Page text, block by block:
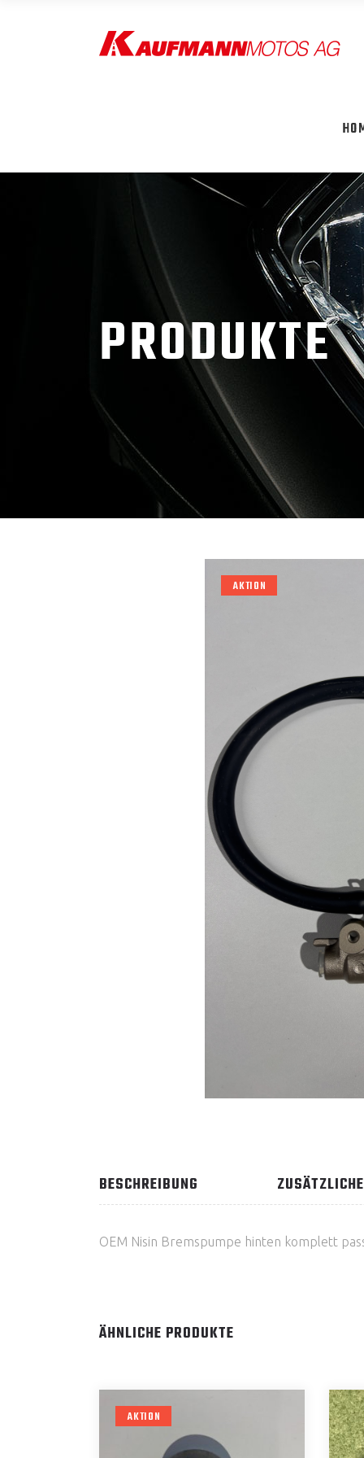
PRODUKTE
AKTION
BESCHREIBUNG
OEM Nisin Bremspumpe hinten komplett
ÄHNLICHE PRODUKTE
AKTION